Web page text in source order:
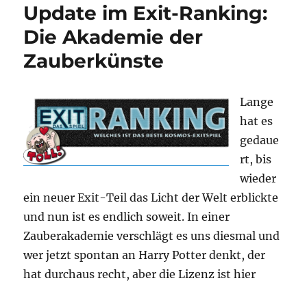
Update im Exit-Ranking:
Die Akademie der
Zauberkünste
Lange
hat es
gedaue
rt, bis
wieder
ein neuer Exit-Teil das Licht der Welt erblickte
und nun ist es endlich soweit. In einer
Zauberakademie verschlägt es uns diesmal und
wer jetzt spontan an Harry Potter denkt, der
hat durchaus recht, aber die Lizenz ist hier